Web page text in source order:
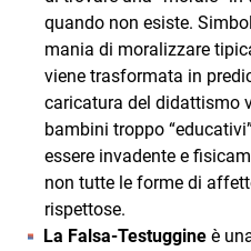
quando non esiste.
mania di moralizzare
viene trasformata in
caricatura del didattismo
bambini troppo
essere invadente e
non tutte le forme di
rispettose.
La Falsa-Testuggine è